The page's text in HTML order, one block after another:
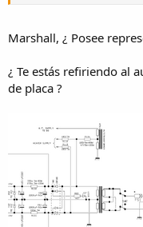
Marshall, ¿ Posee
¿ Te estás refiriendo al
de placa ?